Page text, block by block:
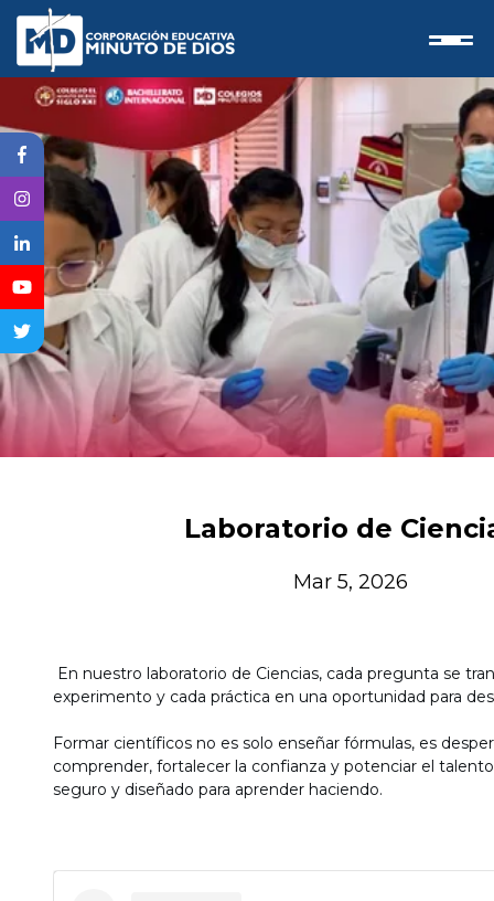
Laboratorio de
Mar 5, 2026
En nuestro laboratorio de Ciencias, cada pregunta se
experimento y cada práctica en una oportunidad para
Formar científicos no es solo enseñar fórmulas, es
comprender, fortalecer la confianza y potenciar el
seguro y diseñado para aprender haciendo.